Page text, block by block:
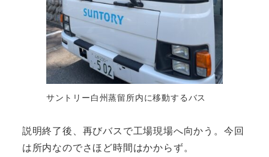
サントリー白州蒸留所内に移動するバス
説明終了後、再びバスで工場現場へ向かう。今回
は所内なのでさほど時間はかからず。